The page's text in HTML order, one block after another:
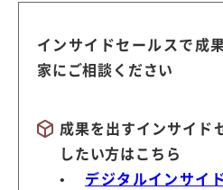
インサイドセールスで成
家にご相談ください
成果を出すインサイド
したい方はこちら
•
デジタルインサイ